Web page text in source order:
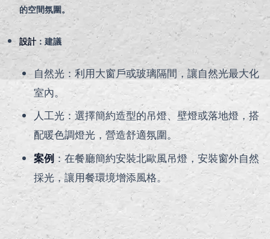
的空間氛圍。
設計：建議
自然光：利用大窗戶或玻璃隔間，讓自然光最大化
室內。
人工光：選擇簡約造型的吊燈、壁燈或落地燈，搭
配暖色調燈光，營造舒適氛圍。
案例：在餐廳簡約安裝北歐風吊燈，安裝窗外自然
採光，讓用餐環境增添風格。